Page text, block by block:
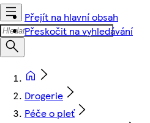
Přejít na hlavní obsah
Přeskočit na vyhledávání
Drogerie
Péče o pleť